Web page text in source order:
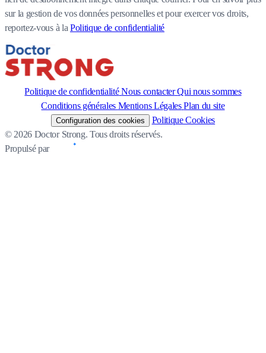
sur la gestion de vos données personnelles et pour exercer vos droits,
reportez-vous à la Politique de confidentialité
Politique de confidentialité Nous contacter Qui nous sommes
Conditions générales Mentions Légales Plan du site
Configuration des cookies
Politique Cookies
© 2026 Doctor Strong. Tous droits réservés.
Propulsé par